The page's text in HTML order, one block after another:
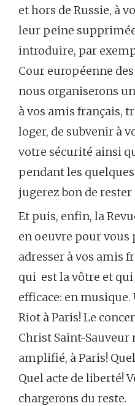
et hors de Russie, à
leur peine
introduire, par
Cour européenne
nous organiserons
à vos amis français,
loger, de subvenir à
votre sécurité ainsi
pendant les
jugerez bon de
Et puis, enfin, la
en oeuvre pour vous
adresser à vos amis
qui est la vôtre et qui
efficace: en musique.
Riot à Paris! Le
Christ Saint-Sauveur
amplifié, à Paris!
Quel acte de liberté!
chargerons du reste.